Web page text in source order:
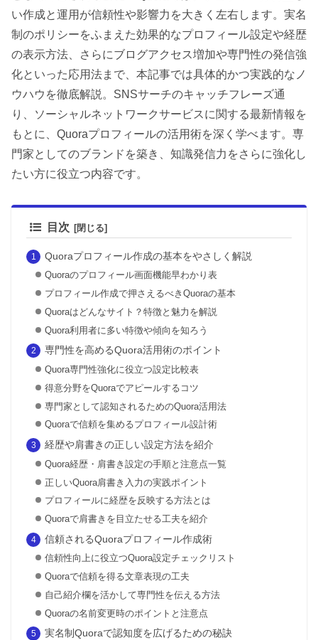
い作成と運用が信頼性や影響力を大きく左右します。実名
制のポリシーをふまえた効果的なプロフィール設定や経歴
の表示方法、さらにブログアクセス増加や専門性の発信強
化といった応用法まで、本記事では具体的かつ実践的なノ
ウハウを徹底解説。SNSサーチのキャッチフレーズ通
り、ソーシャルネットワークサービスに関する最新情報を
もとに、Quoraプロフィールの活用術を深く学べます。専
門家としてのブランドを築き、知識発信力をさらに強化し
たい方に役立つ内容です。
目次
Quoraプロフィール作成の基本をやさしく解説
Quoraのプロフィール画面機能早わかり表
プロフィール作成で押さえるべきQuoraの基本
Quoraはどんなサイト？特徴と魅力を解説
Quora利用者に多い特徴や傾向を知ろう
専門性を高めるQuora活用術のポイント
Quora専門性強化に役立つ設定比較表
得意分野をQuoraでアピールするコツ
専門家として認知されるためのQuora活用法
Quoraで信頼を集めるプロフィール設計術
経歴や肩書きの正しい設定方法を紹介
Quora経歴・肩書き設定の手順と注意点一覧
正しいQuora肩書き入力の実践ポイント
プロフィールに経歴を反映する方法とは
Quoraで肩書きを目立たせる工夫を紹介
信頼されるQuoraプロフィール作成術
信頼性向上に役立つQuora設定チェックリスト
Quoraで信頼を得る文章表現の工夫
自己紹介欄を活かして専門性を伝える方法
Quoraの名前変更時のポイントと注意点
実名制Quoraで認知度を広げるための秘訣